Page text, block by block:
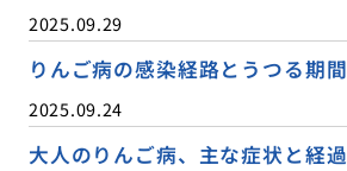
2025.09.29
りんご病の感染経路とうつる期間
2025.09.24
大人のりんご病、主な症状と経過